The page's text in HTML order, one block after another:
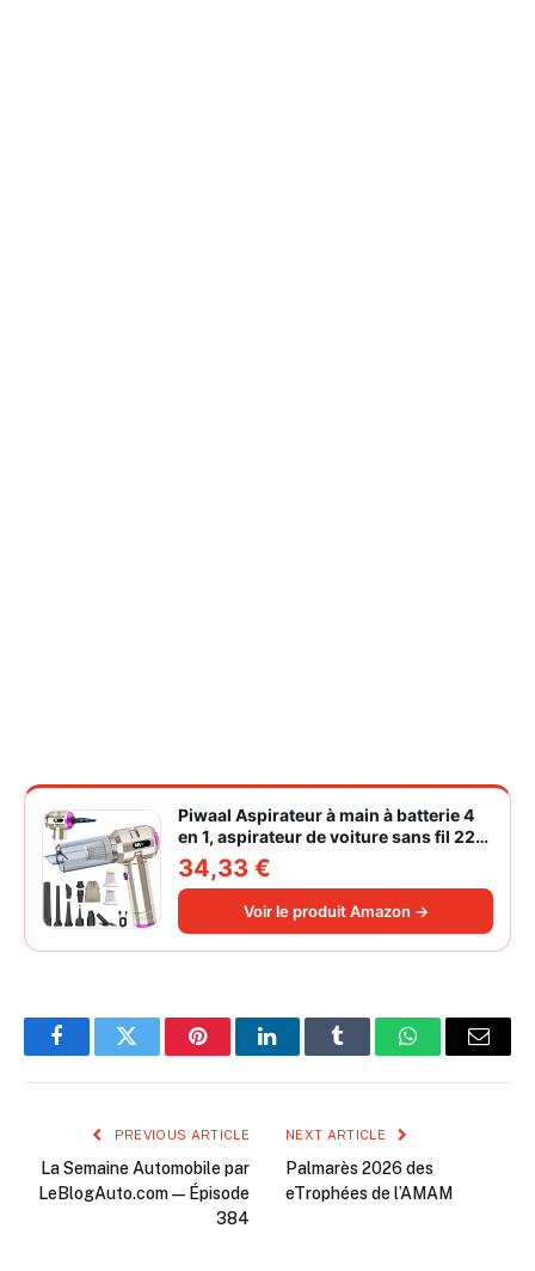
Piwaal Aspirateur à main à batterie 4
en 1, aspirateur de voiture sans fil 22
000 Pa avec moteur sans balais,
souffleur électrique à air comprimé
220 000 tr/min 3 vitesses pour poils
d'animaux
34,33 €
Voir le produit Amazon →
FacebookTwitter PinterestLinkedInTumblr WhatsAppEmail
PREVIOUS ARTICLE
La Semaine Automobile par
LeBlogAuto.com — Épisode
384
NEXT ARTICLE
Palmarès 2026 des
eTrophées de l’AMAM